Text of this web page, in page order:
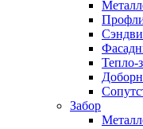
Тепло-
Забор